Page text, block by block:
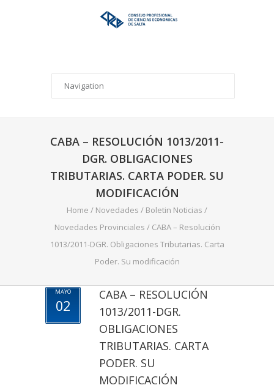
CABA – RESOLUCIÓN 1013/2011-
DGR. OBLIGACIONES
TRIBUTARIAS. CARTA PODER. SU
MODIFICACIÓN
Home / Novedades / Boletin Noticias /
Novedades Provinciales / CABA – Resolución
1013/2011-DGR. Obligaciones Tributarias. Carta
Poder. Su modificación
MAYO
02
CABA – RESOLUCIÓN
1013/2011-DGR.
OBLIGACIONES
TRIBUTARIAS. CARTA
PODER. SU
MODIFICACIÓN